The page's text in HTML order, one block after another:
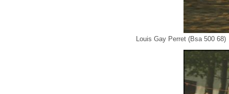
Louis Gay Perret (Bsa 500 68)